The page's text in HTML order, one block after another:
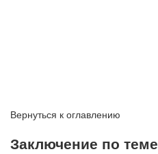
Вернуться к оглавлению
Заключение по теме